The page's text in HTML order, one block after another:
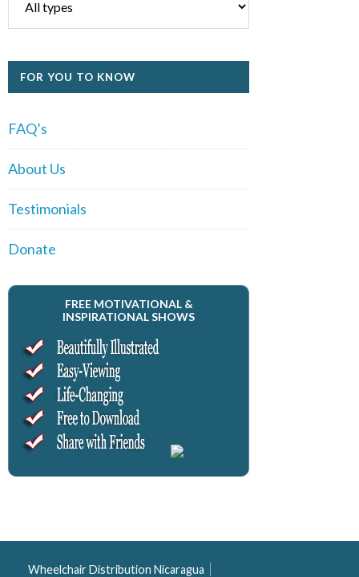
FOR YOU TO KNOW
FAQ’s
About Us
Testimonials
Donate
FREE MOTIVATIONAL &
INSPIRATIONAL SHOWS
Wheelchair Distribution Nicaragua